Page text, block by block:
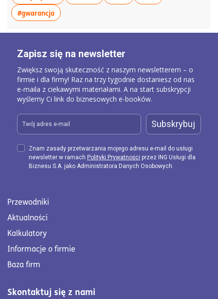
#gwarancjawięcej artykułów z tagiem:#gwarancja
Przewodniki
Aktualności
Kalkulatory
Informacje o firmie
Baza firm
Skontaktuj się z nami
Zapisz się na newsletter
Zwiększ swoją skuteczność z naszym newsletterem – o
firmie i dla firmy! Raz na trzy tygodnie dostaniesz od nas
e-maila z ciekawymi materiałami. A na start subskrypcji
wyślemy Ci link do biznesowych e-booków.
Subskrybuj
Znam zasady przetwarzania mojego adresu e-mail do usługi
newsletter w ramach Polityki Prywatności przez ING Usługi dla
Biznesu S.A. jako Administratora Danych Osobowych.